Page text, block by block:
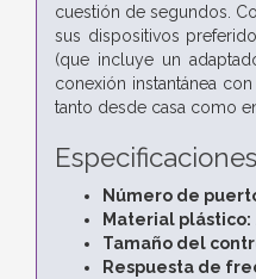
cuestión de segundos.
sus dispositivos
(que incluye un
conexión instantánea
tanto desde casa como
Especificaciones
Número de
Material plástico:
Tamaño del
Respuesta de